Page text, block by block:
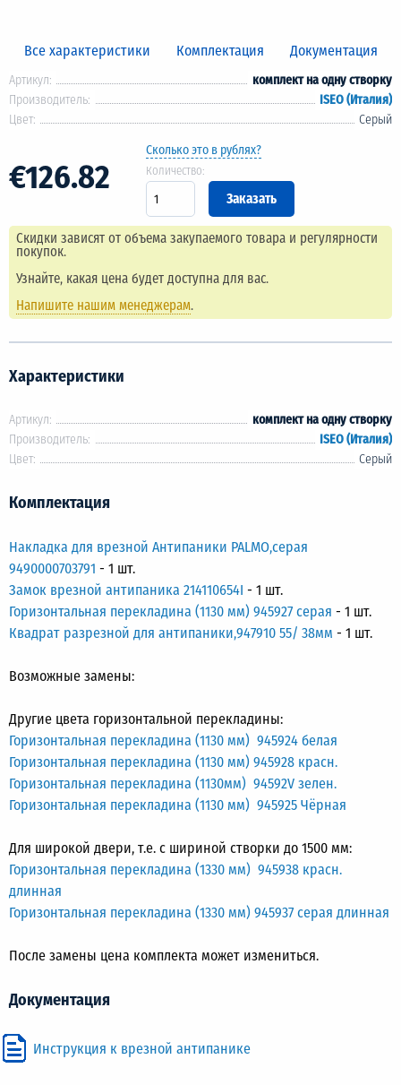
Все характеристики Комплектация Документация
Артикул:
комплект на одну створку
Производитель:
ISEO (Италия)
Цвет:
Серый
€126.82
Сколько это в рублях?
Количество:
Скидки зависят от объема закупаемого товара и регулярности
покупок.
Узнайте, какая цена будет доступна для вас.
Напишите нашим менеджерам.
Характеристики
Артикул:
комплект на одну створку
Производитель:
ISEO (Италия)
Цвет:
Серый
Комплектация
Накладка для врезной Антипаники PALMO,серая
9490000703791 - 1 шт.
Замок врезной антипаника 214110654I - 1 шт.
Горизонтальная перекладина (1130 мм) 945927 серая - 1 шт.
Квадрат разрезной для антипаники,947910 55/ 38мм - 1 шт.
Возможные замены:
Другие цвета горизонтальной перекладины:
Горизонтальная перекладина (1130 мм) 945924 белая
Горизонтальная перекладина (1130 мм) 945928 красн.
Горизонтальная перекладина (1130мм) 94592V зелен.
Горизонтальная перекладина (1130 мм) 945925 Чёрная
Для широкой двери, т.е. с шириной створки до 1500 мм:
Горизонтальная перекладина (1330 мм) 945938 красн.
длинная
Горизонтальная перекладина (1330 мм) 945937 серая длинная
После замены цена комплекта может измениться.
Документация
Инструкция к врезной антипанике